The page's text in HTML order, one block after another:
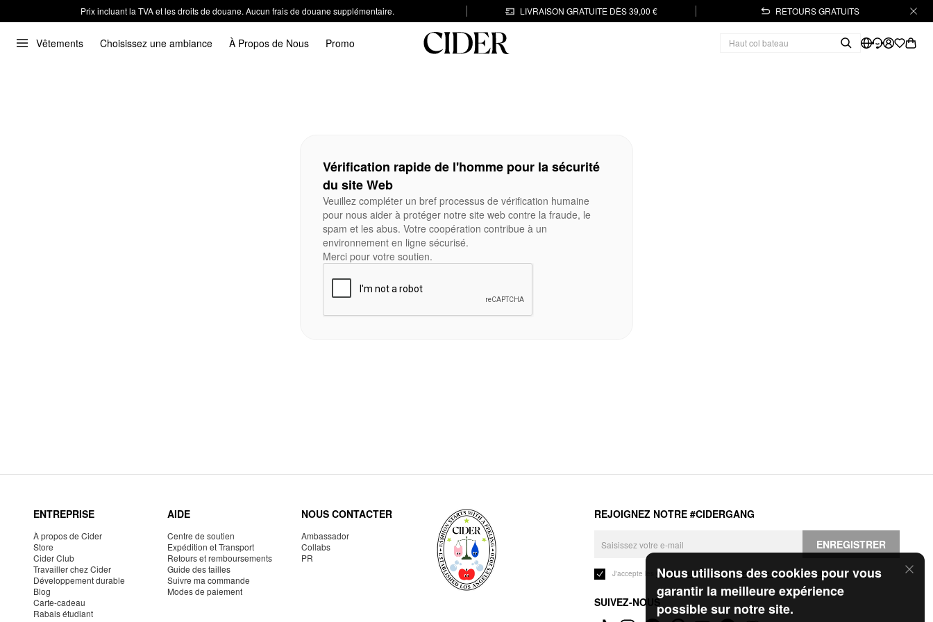
Prix incluant la TVA et les droits de douane. Aucun frais de douane supplémentaire. LIVRAISON GRATUITE DÈS 39,00 € RETOURS GRATUITS
Vêtements Choisissez une ambiance À Propos de Nous Promo
Nous utilisons des cookies pour vous
garantir la meilleure expérience
possible sur notre site.
Vérification rapide de l'homme pour la sécurité
du site Web
Veuillez compléter un bref processus de vérification humaine
pour nous aider à protéger notre site web contre la fraude, le
spam et les abus. Votre coopération contribue à un
environnement en ligne sécurisé.
Merci pour votre soutien.
ENTREPRISE
À propos de Cider
Store
Cider Club
Travailler chez Cider
Développement durable
Blog
Carte-cadeau
Rabais étudiant
AIDE
Centre de soutien
Expédition et Transport
Retours et remboursements
Guide des tailles
Suivre ma commande
Modes de paiement
NOUS CONTACTER
Ambassador
Collabs
PR
REJOIGNEZ NOTRE #CIDERGANG
ENREGISTRER
J'accepte les Conditions généraleset laPolitique de confidentialité.
SUIVEZ-NOUS